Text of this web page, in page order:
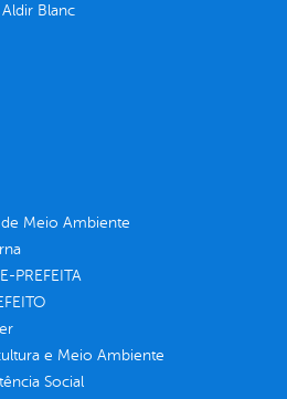
Blanc
Meio Ambiente
PREFEITA
e Meio Ambiente
Social